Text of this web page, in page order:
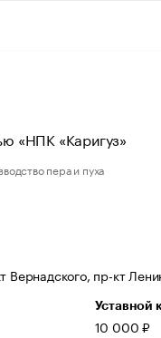
«НПК «Каригуз»
пера и пуха
Вернадского, пр-кт
Уставной
10 000 ₽